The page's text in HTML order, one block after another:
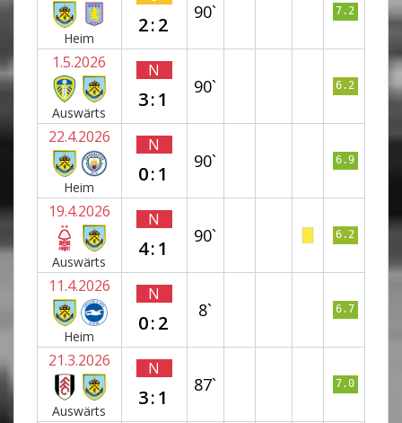
Heim
2:2
90` 7.2
1.5.2026
Auswärts
N
3:1
90` 6.2
22.4.2026
Heim
N
0:1
90` 6.9
19.4.2026
Auswärts
N
4:1
90` 6.2
11.4.2026
Heim
N
0:2
8` 6.7
21.3.2026
Auswärts
N
3:1
87` 7.0